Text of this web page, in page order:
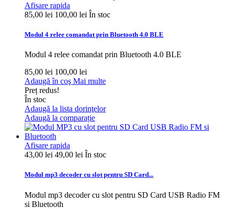
Afisare rapida
85,00 lei 100,00 lei În stoc
Modul 4 relee comandat prin Bluetooth 4.0 BLE
Modul 4 relee comandat prin Bluetooth 4.0 BLE
85,00 lei 100,00 lei
Adaugă în coş Mai multe
Preț redus!
În stoc
Adaugă la lista dorinţelor
Adaugă la comparație
Afisare rapida
43,00 lei 49,00 lei În stoc
Modul mp3 decoder cu slot pentru SD Card...
Modul mp3 decoder cu slot pentru SD Card USB Radio FM
si Bluetooth